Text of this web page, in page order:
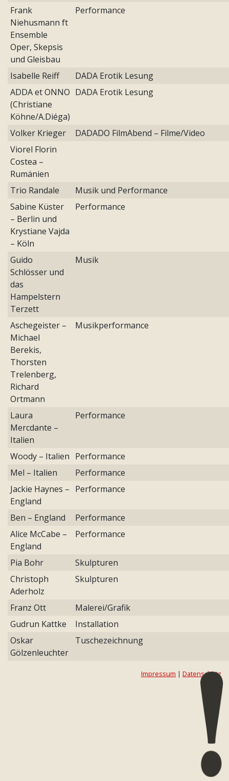
Frank
Niehusmann ft
Ensemble
Oper, Skepsis
und Gleisbau
Performance
Isabelle Reiff
DADA Erotik Lesung
ADDA et ONNO
(Christiane
Köhne/A.Diéga)
DADA Erotik Lesung
Volker Krieger
DADADO FilmAbend – Filme/Video
Viorel Florin
Costea –
Rumänien
Trio Randale
Musik und Performance
Sabine Küster
– Berlin und
Krystiane Vajda
– Köln
Performance
Guido
Schlösser und
das
Hampelstern
Terzett
Musik
Aschegeister –
Michael
Berekis,
Thorsten
Trelenberg,
Richard
Ortmann
Musikperformance
Laura
Mercdante –
Italien
Performance
Woody – Italien Performance
Mel – Italien
Performance
Jackie Haynes –
England
Performance
Ben – England
Performance
Alice McCabe –
England
Performance
Pia Bohr
Skulpturen
Christoph
Aderholz
Skulpturen
Franz Ott
Malerei/Grafik
Gudrun Kattke
Installation
Oskar
Gölzenleuchter
Tuschezeichnung
Impressum | Datenschutz